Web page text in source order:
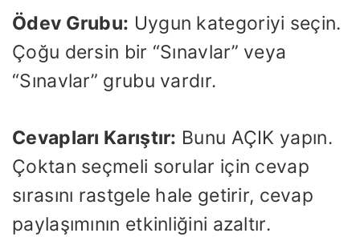
Ödev Grubu: Uygun kategoriyi seçin.
Çoğu dersin bir “Sınavlar” veya
“Sınavlar” grubu vardır.
Cevapları Karıştır: Bunu AÇIK yapın.
Çoktan seçmeli sorular için cevap
sırasını rastgele hale getirir, cevap
paylaşımının etkinliğini azaltır.